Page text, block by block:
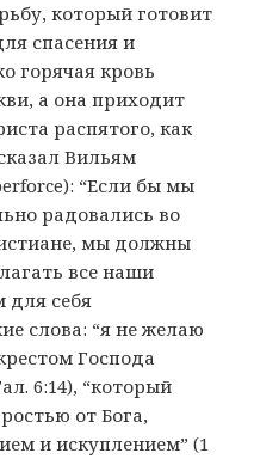
который готовит
спасения и
горячая кровь
а она приходит
распятого, как
Вильям
“Если бы мы
радовались во
мы должны
все наши
для себя
слова: “я не желаю
Господа
6:14), “который
от Бога,
и искуплением” (1